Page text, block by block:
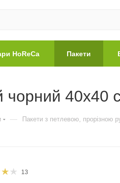
HoReCa Пакети
чорний 40х40
— Пакети з петлевою, прорізною
13